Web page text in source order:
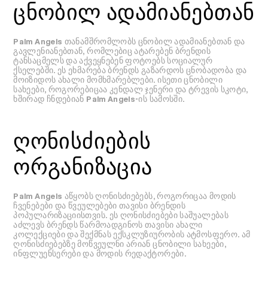
ცნობილ ადამიანებთან
Palm Angels თანამშრომლობს ცნობილ ადამიანებთან და
გავლენიანებთან, რომლებიც ატარებენ ბრენდის
ტანსაცმელს და აქვეყნებენ ფოტოებს სოციალურ
ქსელებში. ეს ეხმარება ბრენდს გაზარდოს ცნობადობა და
მოიზიდოს ახალი მომხმარებლები. ისეთი ცნობილი
სახეები, როგორებიცაა კენდალ ჯენერი და ტრევის სკოტი,
ხშირად ჩნდებიან Palm Angels-ის სამოსში.
ღონისძიების
ორგანიზაცია
Palm Angels აწყობს ღონისძიებებს, როგორიცაა მოდის
ჩვენებები და წვეულებები თავისი ბრენდის
პოპულარიზაციისთვის. ეს ღონისძიებები საშუალებას
აძლევს ბრენდს წარმოადგინოს თავისი ახალი
კოლექციები და შექმნას ექსკლუზიურობის ატმოსფერო. ამ
ღონისძიებებზე მოწვეულნი არიან ცნობილი სახეები,
ინფლუენსერები და მოდის რედაქტორები.